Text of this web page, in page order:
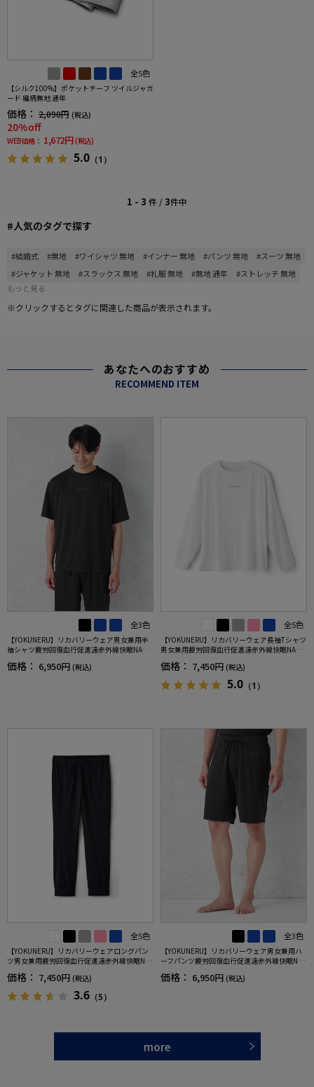
全5色
【シルク100%】ポケットチーフ ツイルジャガ
ード 織柄無地 通年
価格： 2,090円 (税込)
20%off
WEB価格： 1,672円 (税込)
5.0 （1）
1 - 3 件 /3件中
#人気のタグで探す
#結婚式 #無地 #ワイシャツ 無地 #インナー 無地 #パンツ 無地
#スーツ 無地
#ジャケット 無地
#スラックス 無地 #礼服 無地 #無地 通年
#ストレッチ 無地
もっと見る
※クリックするとタグに関連した商品が表示されます。
あなたへのおすすめ
RECOMMEND ITEM
全3色
【YOKUNERU】リカバリーウェア男女兼用半
袖シャツ疲労回復血行促進遠赤外線快眠NANO
MIX(R)【一般医療機器】SS～LLサイズ
価格： 6,950円 (税込)
全5色
【YOKUNERU】リカバリーウェア長袖Tシャツ
男女兼用疲労回復血行促進遠赤外線快眠NANO
MIX(R)【一般医療機器】SS～LLサイズ
価格： 7,450円 (税込)
5.0 （1）
全5色
【YOKUNERU】リカバリーウェアロングパン
ツ男女兼用疲労回復血行促進遠赤外線快眠NA
NOMIX(R)【一般医療機器】SS～LLサイズ
価格： 7,450円 (税込)
3.6 （5）
全3色
【YOKUNERU】リカバリーウェア男女兼用ハ
ーフパンツ疲労回復血行促進遠赤外線快眠NA
NOMIX(R)【一般医療機器】SS～LLサイズ
価格： 6,950円 (税込)
more